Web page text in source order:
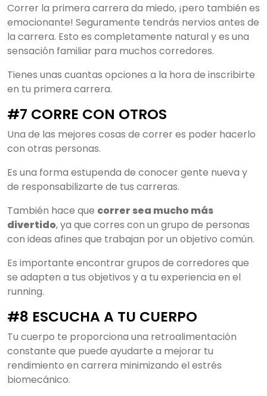
Correr la primera carrera da miedo, ¡pero también es
emocionante! Seguramente tendrás nervios antes de
la carrera. Esto es completamente natural y es una
sensación familiar para muchos corredores.
Tienes unas cuantas opciones a la hora de inscribirte
en tu primera carrera.
#7 CORRE CON OTROS
Una de las mejores cosas de correr es poder hacerlo
con otras personas.
Es una forma estupenda de conocer gente nueva y
de responsabilizarte de tus carreras.
También hace que correr sea mucho más
divertido, ya que corres con un grupo de personas
con ideas afines que trabajan por un objetivo común.
Es importante encontrar grupos de corredores que
se adapten a tus objetivos y a tu experiencia en el
running.
#8 ESCUCHA A TU CUERPO
Tu cuerpo te proporciona una retroalimentación
constante que puede ayudarte a mejorar tu
rendimiento en carrera minimizando el estrés
biomecánico.